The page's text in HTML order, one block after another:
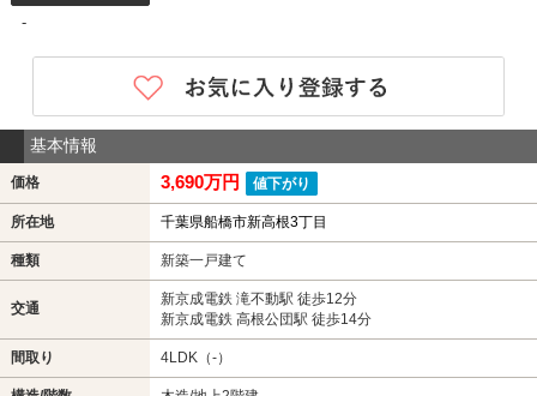
-
基本情報
価格 3,690万円 値下がり
所在地 千葉県船橋市新高根3丁目
種類 新築一戸建て
交通
新京成電鉄 滝不動駅 徒歩12分
新京成電鉄 高根公団駅 徒歩14分
間取り 4LDK（-）